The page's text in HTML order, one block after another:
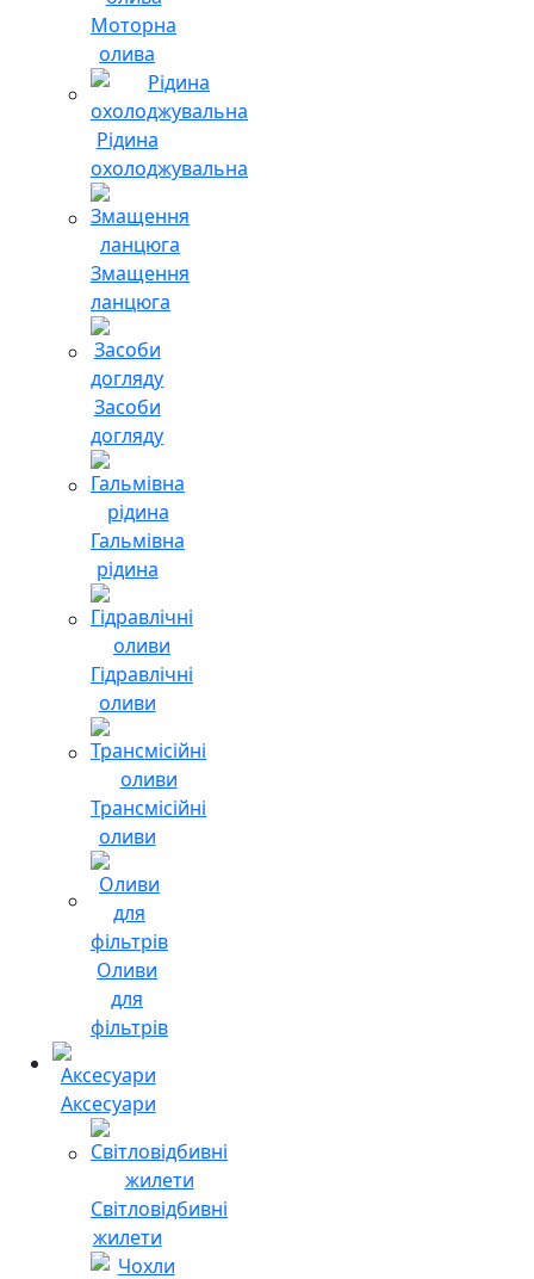
Моторна
олива
Рідина
охолоджувальна
Змащення
ланцюга
Засоби
догляду
Гальмівна
рідина
Гідравлічні
оливи
Трансмісійні
оливи
Оливи
для
фільтрів
Аксесуари
Світловідбивні
жилети